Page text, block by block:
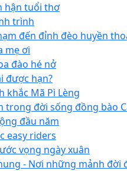
hận tuổi thơ
trình
đến đỉnh đèo huyền
mẹ ơi
đào hé nở
được hạn?
khắc Mã Pì Lèng
trong đời sống đồng bào
đầu năm
easy riders
vọng ngày xuân
- Nơi những mảnh đời